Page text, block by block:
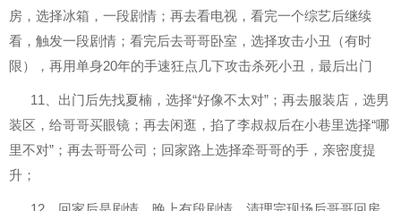
房，选择冰箱，一段剧情；再去看电视，看完一个综艺后继续
看，触发一段剧情；看完后去哥哥卧室，选择攻击小丑（有时
限），再用单身20年的手速狂点几下攻击杀死小丑，最后出门
11、出门后先找夏楠，选择“好像不太对”；再去服装店，选男
装区，给哥哥买眼镜；再去闲逛，掐了李叔叔后在小巷里选择“哪
里不对”；再去哥哥公司；回家路上选择牵哥哥的手，亲密度提
升；